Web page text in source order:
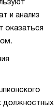
и анализ
оказаться
должностных